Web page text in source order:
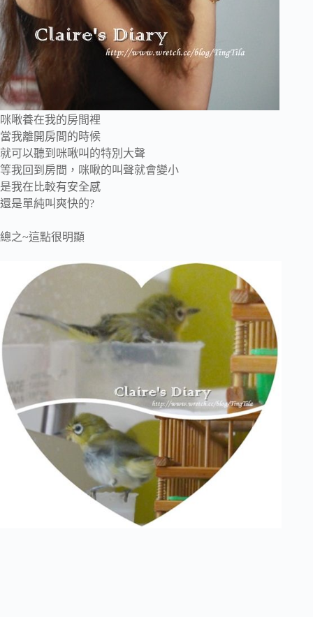
咪啾養在我的房間裡
當我離開房間的時候
就可以聽到咪啾叫的特別大聲
等我回到房間，咪啾的叫聲就會變小
是我在比較有安全感
還是單純叫爽快的?
總之~這點很明顯